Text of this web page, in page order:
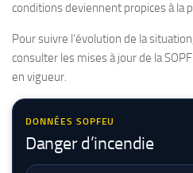
conditions deviennent propices à la
Pour suivre l’évolution de la
consulter les mises à jour de la
en vigueur.
DONNÉES SOPFEU
Danger d’incendie